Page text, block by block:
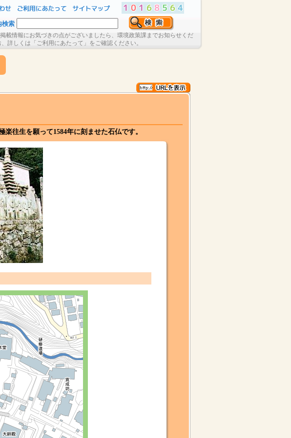
検索
載情報にお気づきの点がございましたら、環境政策課までお知らせくだ
詳しくは「ご利用にあたって」をご確認ください。
往生を願って1584年に刻ませた石仏です。